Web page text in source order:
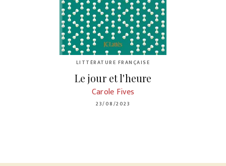
LITTÉRATURE FRANÇAISE
Le jour et l'heure
Carole Fives
23/08/2023